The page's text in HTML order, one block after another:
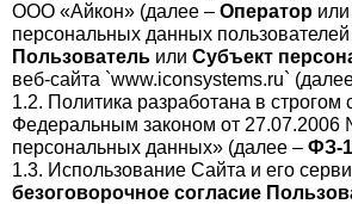
ООО «Айкон» (далее – Оператор или
персональных данных
Пользователь или Субъект
веб-сайта `www.iconsystems.ru`
1.2. Политика разработана в строгом
Федеральным законом от
персональных данных» (далее – ФЗ-
1.3. Использование Сайта и его
безоговорочное согласие